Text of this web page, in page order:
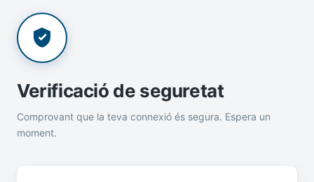
Verificació de seguretat
Comprovant que la teva connexió és segura. Espera un
moment.